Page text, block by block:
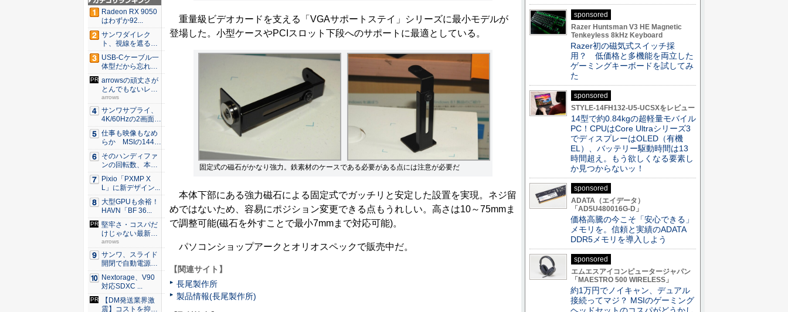
重量級ビデオカードを支える「VGAサポートステイ」シリーズに最小モデルが
登場した。小型ケースやPCIスロット下段へのサポートに最適としている。
固定式の磁石がかなり強力。鉄素材のケースである必要がある点には注意が必要だ
本体下部にある強力磁石による固定式でガッチリと安定した設置を実現。ネジ留
めではないため、容易にポジション変更できる点もうれしい。高さは10～75mmま
で調整可能(磁石を外すことで最小7mmまで対応可能)。
パソコンショップアークとオリオスペックで販売中だ。
【関連サイト】
長尾製作所
製品情報(長尾製作所)
Radeon RX 9050
はわずか92...
サンワダイレク
ト、視線を遮るフ
ェルト製デ...
USB-Cケーブル一
体型だから忘れな
い！...
arrowsの頑丈さが
とんでもないレベ
ル...
arrows
サンワサプライ、
4K/60Hzの2画面
出...
仕事も映像もなめ
らか MSIの144H
z...
そのハンディファ
ンの回転数、本
当？ 20...
Pixio「PXMP X
L」に新デザイン...
大型GPUも余裕！
HAVN「BF 36...
堅牢さ・コスパだ
けじゃない最新
「arro...
arrows
サンワ、スライド
開閉で自動電源O
N/OF...
Nextorage、V90
対応SDXC ...
【DM発送業界激
震】コストを抑え
sponsored
Razer Huntsman V3 HE Magnetic
Tenkeyless 8kHz Keyboard
Razer初の磁気式スイッチ採
用？ 低価格と多機能を両立した
ゲーミングキーボードを試してみ
た
sponsored
STYLE-14FH132-U5-UCSXをレビュー
14型で約0.84kgの超軽量モバイル
PC！CPUはCore Ultraシリーズ3
でディスプレーはOLED（有機
EL）、バッテリー駆動時間は13
時間超え。もう欲しくなる要素し
か見つからないッ！
sponsored
ADATA（エイデータ）
「AD5U480016G-D」
価格高騰の今こそ「安心できる」
メモリを。信頼と実績のADATA
DDR5メモリを導入しよう
sponsored
エムエスアイコンピュータージャパン
「MAESTRO 500 WIRELESS」
約1万円でノイキャン、デュアル
接続ってマジ？ MSIのゲーミング